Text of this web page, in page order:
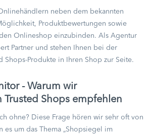
neben dem bekannten
Produktbewertungen sowie
Onlineshop einzubinden. Als Agentur
Partner und stehen Ihnen bei der
Shops-Produkte in Ihren Shop zur Seite.
- Warum wir
Shops empfehlen
ohne? Diese Frage hören wir sehr oft von
es um das Thema „Shopsiegel im